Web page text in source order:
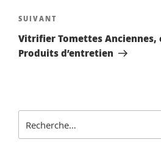
Article
suivant
SUIVANT
Vitrifier Tomettes Anciennes,
Produits d’entretien
pour